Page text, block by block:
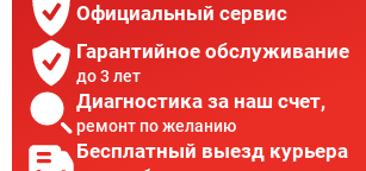
Официальный сервис
Гарантийное обслуживание
до 3 лет
Диагностика за наш счет,
ремонт по желанию
Бесплатный выезд курьера